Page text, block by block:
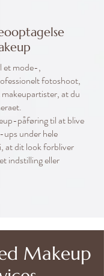
et mode-,
fotoshoot,
at du
påføring til at blive
under hele
at dit look forbliver
indstilling eller
Makeup